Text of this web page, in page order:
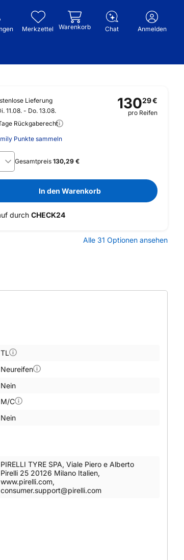
Merkzettel Warenkorb Chat Anmelden
Lieferung
11.08. - Do. 13.08.
Rückgaberecht
Punkte sammeln
13029€
pro Reifen
Gesamtpreis 130,29 €
In den Warenkorb
durch CHECK24
Alle 31 Optionen ansehen
TL
Neureifen
Nein
M/C
Nein
PIRELLI TYRE SPA, Viale Piero e Alberto
Pirelli 25 20126 Milano Italien,
www.pirelli.com,
consumer.support@pirelli.com